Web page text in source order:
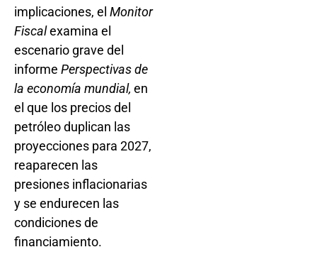
implicaciones, el Monitor
Fiscalexamina el
escenario grave del
informe Perspectivas de
la economía mundial, en
el que los precios del
petróleo duplican las
proyecciones para 2027,
reaparecen las
presiones inflacionarias
y se endurecen las
condiciones de
financiamiento.